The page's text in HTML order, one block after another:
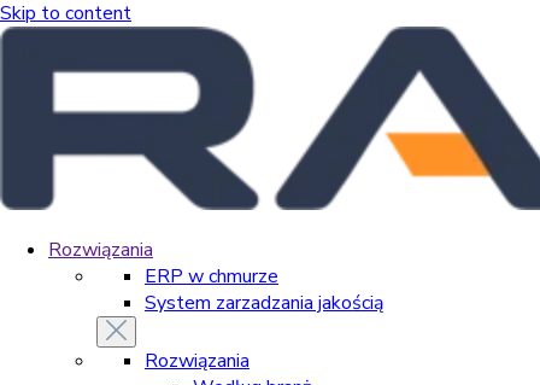
Skip to content
Rozwiązania
ERP w chmurze
System zarzadzania jakością
Rozwiązania